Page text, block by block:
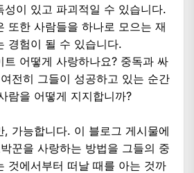
성이 있고 파괴적일 수 있습니다.
또한 사람들을 하나로 모으는 재
경험이 될 수 있습니다.
트 어떻게 사랑하나요? 중독과 싸
전히 그들이 성공하고 있는 순간
람을 어떻게 지지합니까?
, 가능합니다. 이 블로그 게시물에
꾼을 사랑하는 방법을 그들의 중
것에서부터 떠날 때를 아는 것까